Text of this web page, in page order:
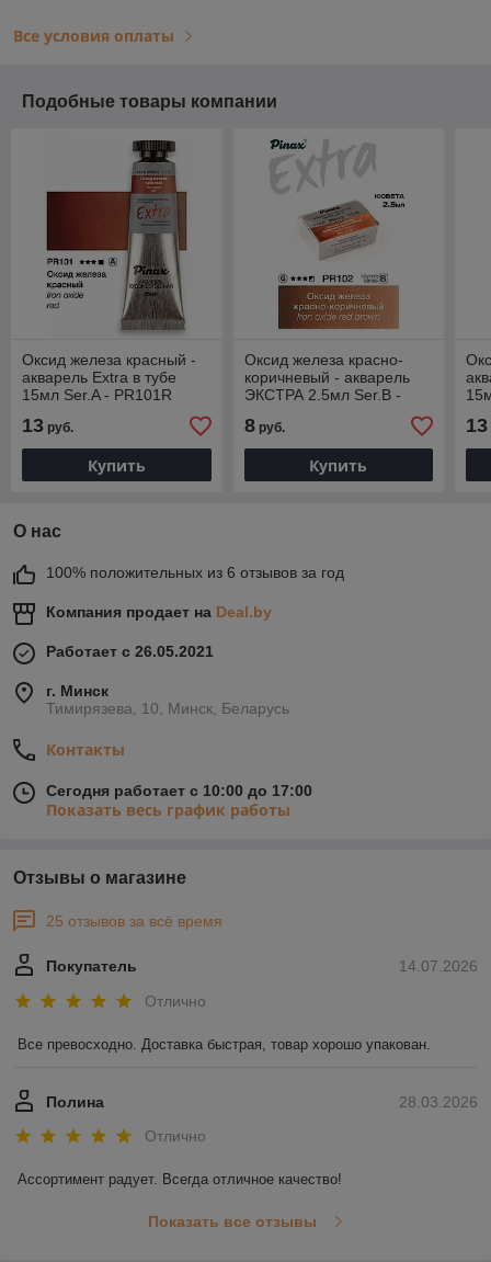
Все условия оплаты
Подобные товары компании
Оксид железа красный -
акварель Extra в тубе
15мл Ser.A - PR101R
13 руб.
Купить
Оксид железа красно-
коричневый - акварель
ЭКСТРА 2.5мл Ser.B -
8руб.
Купить
13
О нас
100% положительных из 6 отзывов за год
Компания продает на Deal.by
Работает с 26.05.2021
г. Минск
Тимирязева, 10, Минск, Беларусь
Контакты
Сегодня работает с 10:00 до 17:00
Показать весь график работы
Отзывы о магазине
25 отзывов за всё время
14.07.2026
Покупатель
Отлично
Все превосходно. Доставка быстрая, товар хорошо упакован.
28.03.2026
Полина
Отлично
Ассортимент радует. Всегда отличное качество!
Показать все отзывы